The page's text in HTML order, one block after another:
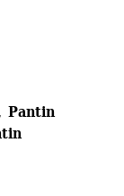
Pantin